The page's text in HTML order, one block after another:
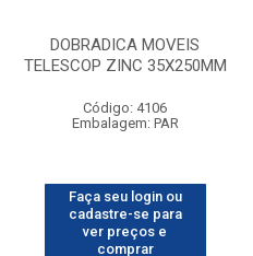
DOBRADICA MOVEIS
TELESCOP ZINC 35X250MM
Código: 4106
Embalagem: PAR
Faça seu login ou
cadastre-se para
ver preços e
comprar